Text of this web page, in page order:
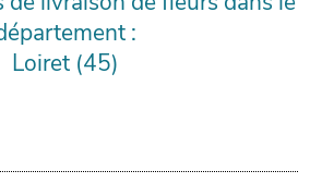
:
Loiret (45)